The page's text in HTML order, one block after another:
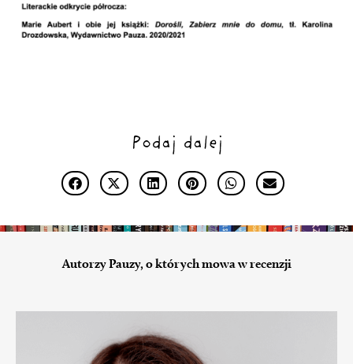
Podaj dalej
Autorzy Pauzy, o których mowa w recenzji